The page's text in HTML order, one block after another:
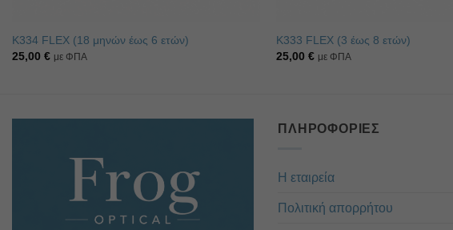
K334 FLEX (18 μηνών έως 6 ετών)
25,00 € με ΦΠΑ
K333 FLEX (3 έως 8 ετών)
25,00 € με ΦΠΑ
ΠΛΗΡΟΦΟΡΊΕΣ
Η εταιρεία
Πολιτική απορρήτου